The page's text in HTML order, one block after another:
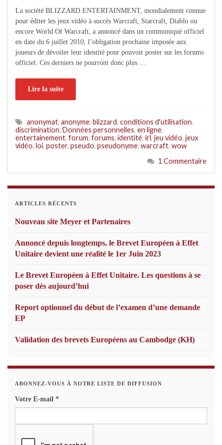
La société BLIZZARD ENTERTAINMENT, mondialement connue
pour éditer les jeux vidéo à succès Warcraft, Starcraft, Diablo ou
encore World Of Warcraft, a annoncé dans un communiqué officiel
en date du 6 juillet 2010, l’obligation prochaine imposée aux
joueurs de dévoiler leur identité pour pouvoir poster sur les forums
officiel. Ces derniers ne pourront donc plus …
Lire la suite
anonymat, anonyme, blizzard, conditions d'utilisation,
discrimination, Données personnelles, en ligne,
entertainement, forum, forums, identité, irl, jeu vidéo, jeux
vidéo, loi, poster, pseudo, pseudonyme, warcraft, wow
1 Commentaire
ARTICLES RÉCENTS
Nouveau site Meyer et Partenaires
Annoncé depuis longtemps, le Brevet Européen à Effet
Unitaire devient une réalité le 1er Juin 2023
Le Brevet Européen à Effet Unitaire. Les questions à se
poser dès aujourd’hui
Report optionnel du début de l’examen d’une demande
EP
Validation des brevets Européens au Cambodge (KH)
ABONNEZ-VOUS À NOTRE LISTE DE DIFFUSION
Votre E-mail *